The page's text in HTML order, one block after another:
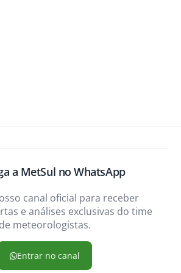
a MetSul no WhatsApp
canal oficial para receber
e análises exclusivas do time
de meteorologistas.
Entrar no canal